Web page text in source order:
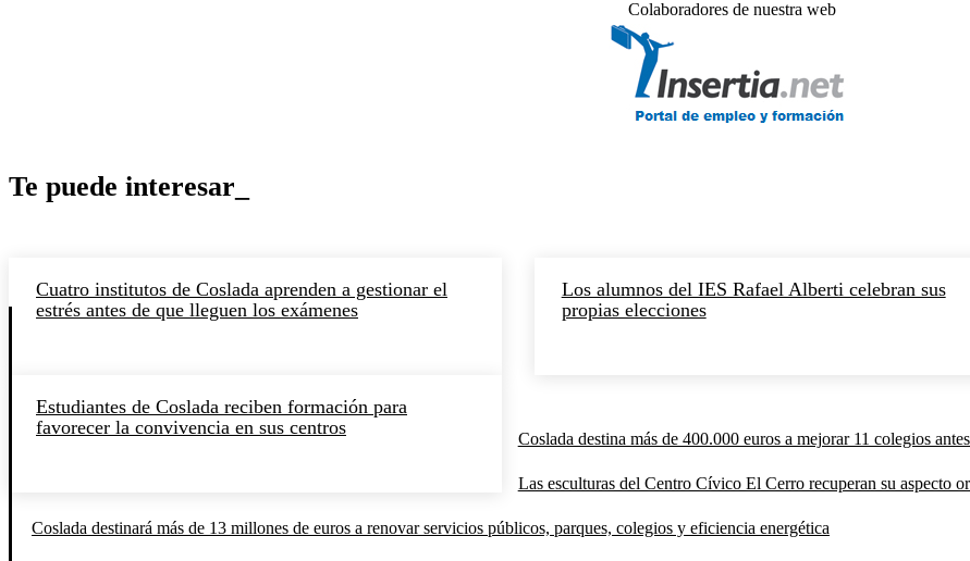
Colaboradores de nuestra web
Te puede interesar_
Cuatro institutos de Coslada aprenden a gestionar el
estrés antes de que lleguen los exámenes
Los alumnos del IES Rafael Alberti celebran sus
propias elecciones
Estudiantes de Coslada reciben formación para
favorecer la convivencia en sus centros
Coslada destina más de 400.000 euros a mejorar 11 colegios
Las esculturas del Centro Cívico El Cerro recuperan su aspecto
Coslada destinará más de 13 millones de euros a renovar servicios públicos, parques, colegios y eficiencia energética